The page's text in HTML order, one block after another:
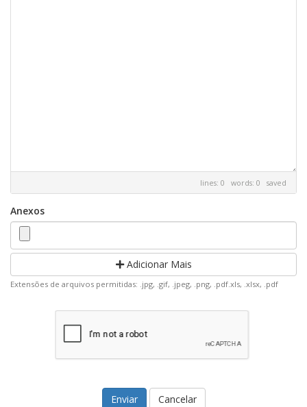
lines: 0 words: 0 saved
Anexos
Adicionar Mais
Extensões de arquivos permitidas: .jpg, .gif, .jpeg, .png, .pdf.xls, .xlsx, .pdf
Cancelar